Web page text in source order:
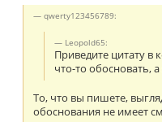
qwerty123456789:
Leopold65:
Приведите цитату в
что-то обосновать, а
То, что вы пишете,
обоснования не имеет